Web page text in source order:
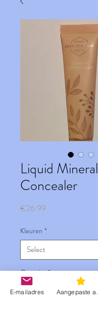
Liquid Mineral
Concealer
€26.99
Kleuren *
Quantity *
E-mailadres